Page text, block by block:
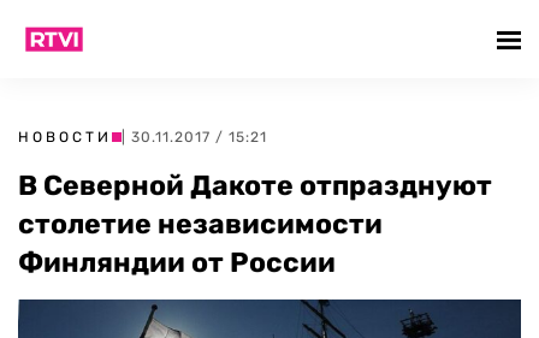
НОВОСТИ | 30.11.2017 / 15:21
В Северной Дакоте отпразднуют
столетие независимости
Финляндии от России